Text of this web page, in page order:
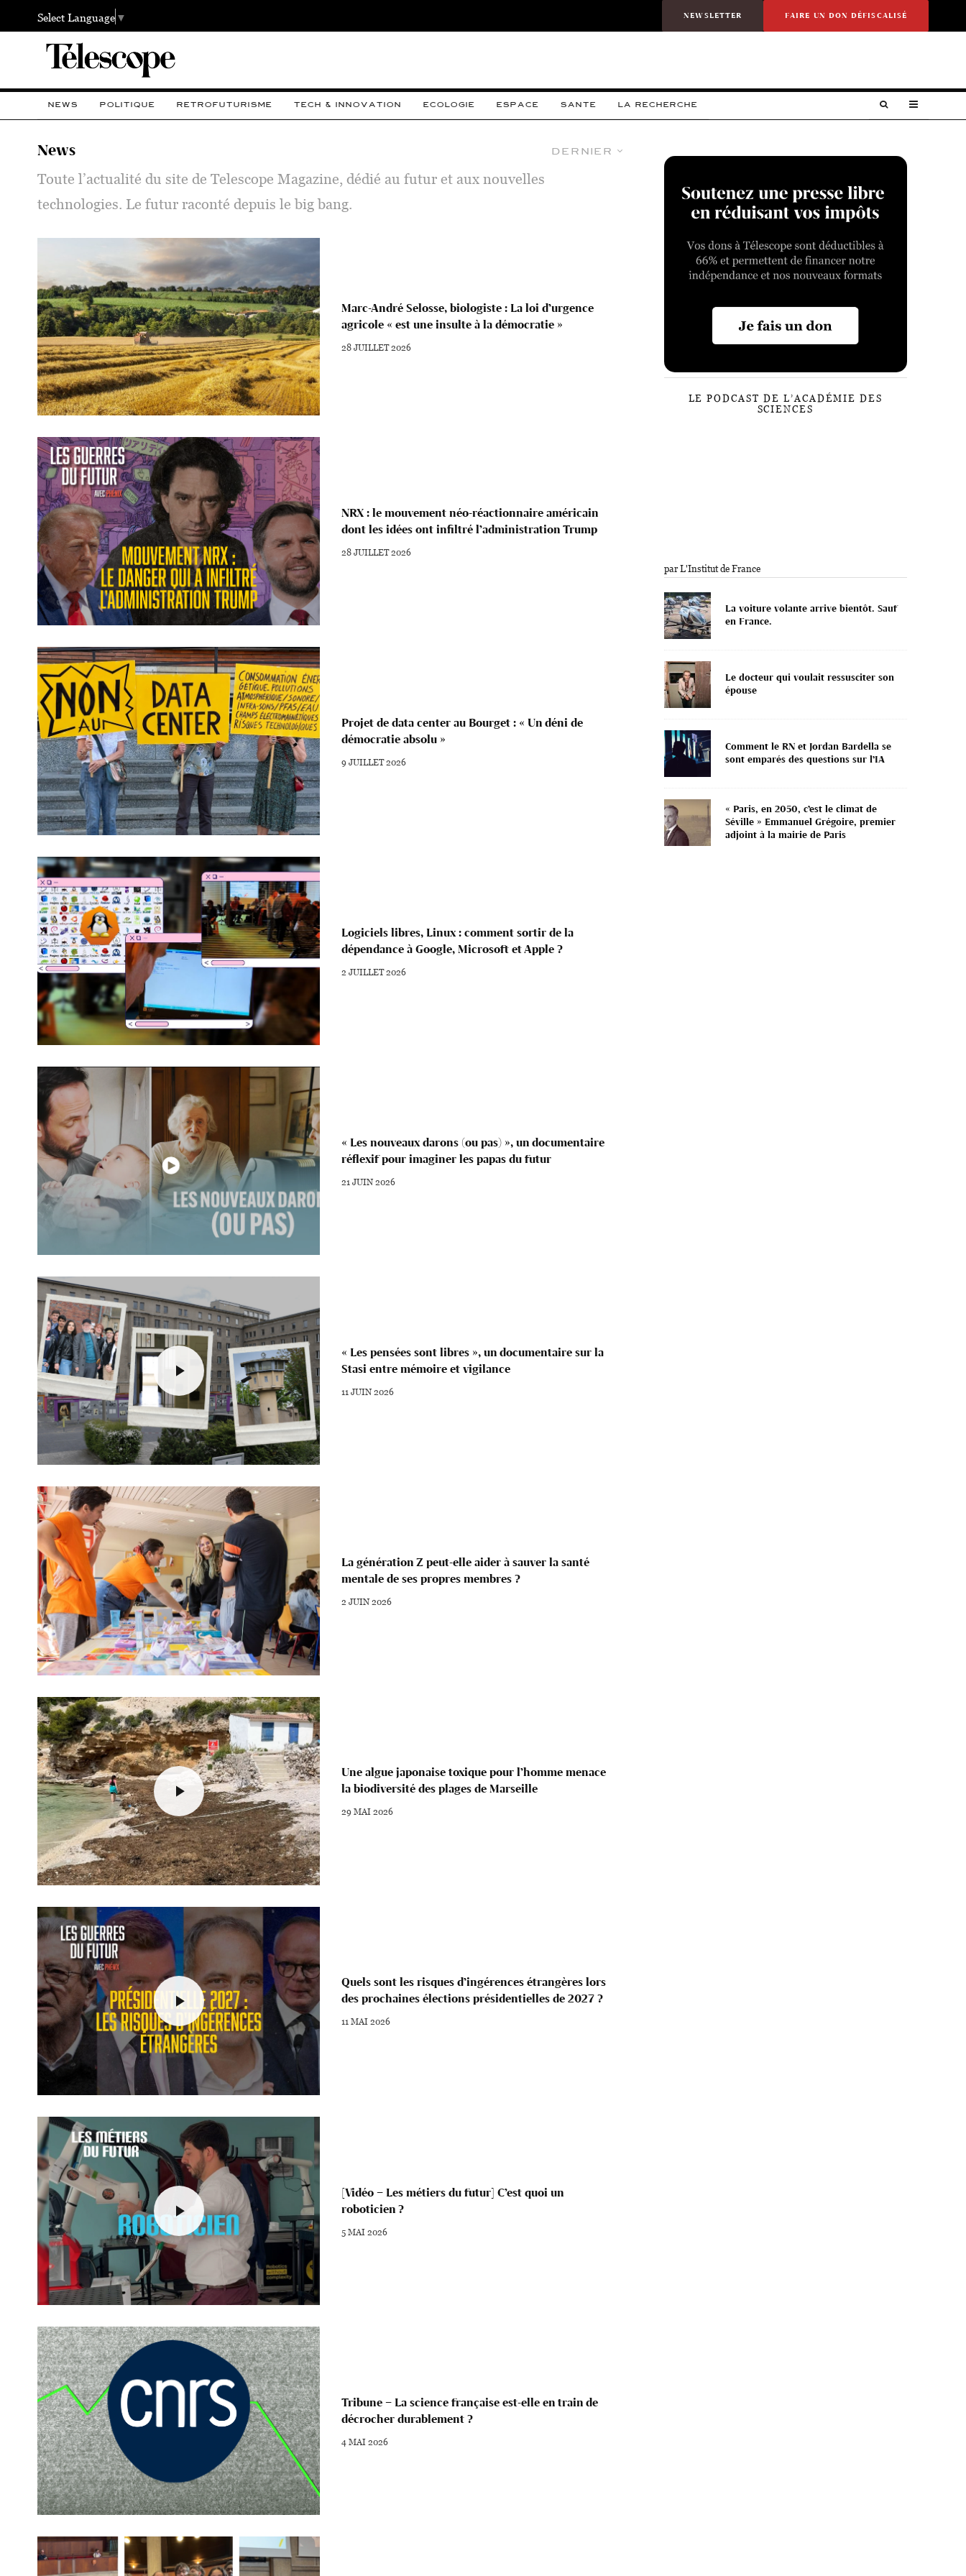
Select Language▼ NEWSLETTER FAIRE UN DON DÉFISCALISÉ
NEWS POLITIQUE RETROFUTURISME TECH & INNOVATION ECOLOGIE ESPACE SANTE LA RECHERCHE
Dernier
News
Toute l’actualité du site de Telescope Magazine, dédié au futur et aux nouvelles
technologies. Le futur raconté depuis le big bang.
Marc-André Selosse, biologiste : La loi d’urgence
agricole « est une insulte à la démocratie »
28 JUILLET 2026
NRX : le mouvement néo-réactionnaire américain
dont les idées ont infiltré l’administration Trump
28 JUILLET 2026
Projet de data center au Bourget : « Un déni de
démocratie absolu »
9 JUILLET 2026
Logiciels libres, Linux : comment sortir de la
dépendance à Google, Microsoft et Apple ?
2 JUILLET 2026
« Les nouveaux darons (ou pas) », un documentaire
réflexif pour imaginer les papas du futur
21 JUIN 2026
« Les pensées sont libres », un documentaire sur la
Stasi entre mémoire et vigilance
11 JUIN 2026
La génération Z peut-elle aider à sauver la santé
mentale de ses propres membres ?
2 JUIN 2026
Une algue japonaise toxique pour l’homme menace
la biodiversité des plages de Marseille
29 MAI 2026
Quels sont les risques d’ingérences étrangères lors
des prochaines élections présidentielles de 2027 ?
11 MAI 2026
[Vidéo – Les métiers du futur] C’est quoi un
roboticien ?
5 MAI 2026
Tribune – La science française est-elle en train de
décrocher durablement ?
4 MAI 2026
LE PODCAST DE L’ACADÉMIE DES
SCIENCES
par L'Institut de France
La voiture volante arrive bientôt. Sauf
en France.
Le docteur qui voulait ressusciter son
épouse
Comment le RN et Jordan Bardella se
sont emparés des questions sur l’IA
« Paris, en 2050, c’est le climat de
Séville » Emmanuel Grégoire, premier
adjoint à la mairie de Paris